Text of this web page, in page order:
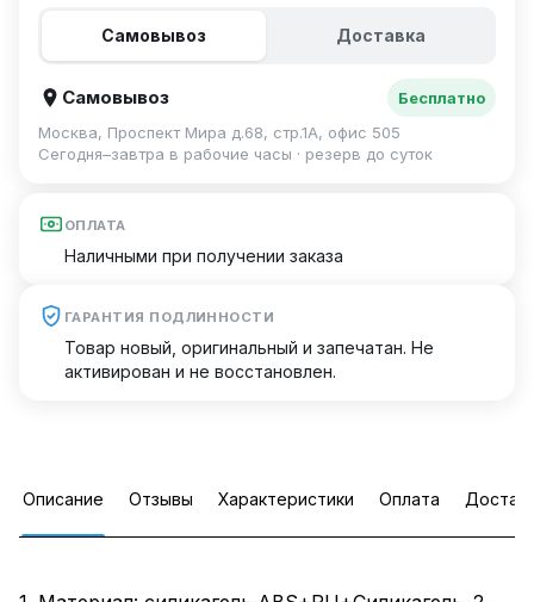
Самовывоз Доставка
Самовывоз
Бесплатно
Москва, Проспект Мира д.68, стр.1А, офис 505
Сегодня–завтра в рабочие часы · резерв до суток
ОПЛАТА
Наличными при получении заказа
ГАРАНТИЯ ПОДЛИННОСТИ
Товар новый, оригинальный и запечатан. Не
активирован и не восстановлен.
Описание Отзывы Характеристики Оплата